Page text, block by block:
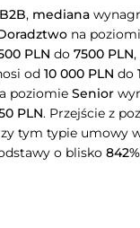
B2B, mediana
na
PLN do7500 PLN
od10 000 PLN do
poziomieSenior
PLN. Przejście z
tym typie umowy
o blisko842%